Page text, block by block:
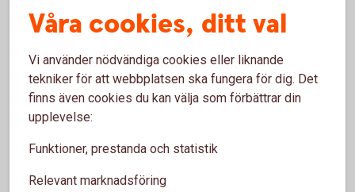
Våra cookies, ditt val
Vi använder nödvändiga cookies eller liknande
tekniker för att webbplatsen ska fungera för dig. Det
finns även cookies du kan välja som förbättrar din
upplevelse:
Funktioner, prestanda och statistik
Relevant marknadsföring